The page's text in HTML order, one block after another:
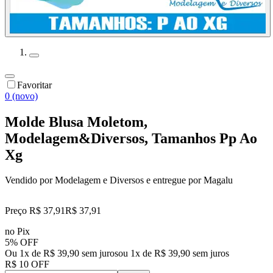
Favoritar
0 (novo)
Molde Blusa Moletom,
Modelagem&Diversos, Tamanhos Pp Ao
Xg
Vendido porModelagem e Diversos e entregue por Magalu
Preço R$ 37,91R$ 37,91
no Pix
5% OFF
Ou 1x de R$ 39,90 sem jurosou 1x de R$ 39,90 sem juros
R$ 10 OFF